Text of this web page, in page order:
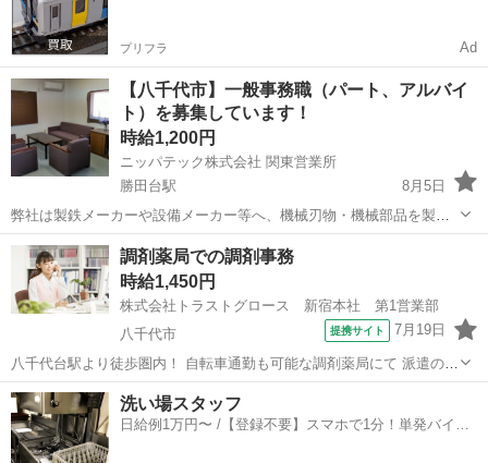
プリフラ Ad
【八千代市】一般事務職（パート、アルバイ
ト）を募集しています！
時給1,200円
ニッパテック株式会社 関東営業所
勝田台駅
8月5日
弊社は製鉄メーカーや設備メーカー等へ、機械刃物・機械部品を製造
し販売しているメーカーです！ この度、関東営業所が東日本営業部に
なることに伴い、事務職（パート、アルバイト）を募集いたします。
仕事内容は、パソコンを使用した...
千葉 八千代市 勝田台駅 一般事務
調剤薬局での調剤事務
時給1,450円
株式会社トラストグロース 新宿本社 第1営業部
八千代市
提携サイト 7月19日
八千代台駅より徒歩圏内！ 自転車通勤も可能な調剤薬局にて 派遣の調
剤事務さん募集♪*。 処方せんの受付、 入力業務などをお願いします。
1日の処方箋枚数は25～35枚です。 メインの処方箋応需は眼科、 小児
科、内科など♪ ...
千葉 八千代市 一般事務
洗い場スタッフ
日給例1万円〜 /【登録不要】スマホで1分！単発バイト